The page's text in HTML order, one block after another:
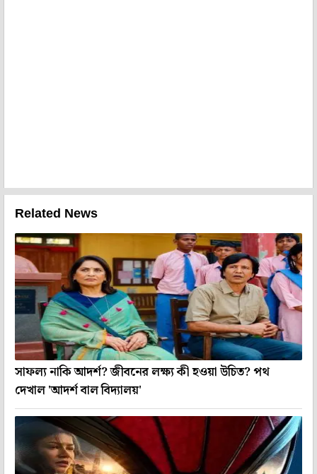
Related News
সাফল্য নাকি আদর্শ? জীবনের লক্ষ্য কী হওয়া উচিত? পথ
দেখাল 'আদর্শ বাল বিদ্যালয়'